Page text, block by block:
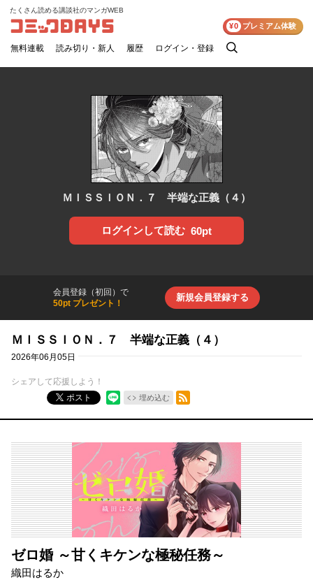
コミックDAYS
たくさん読める講談社のマンガWEB
無料連載 読み切り・新人 履歴 ログイン・登録
検
¥0 プレミアム体験
ＭＩＳＳＩＯＮ．７ 半端な正義（４）
ログインして読む 60pt
会員登録（初回）で
50pt プレゼント！
新規会員登録する
ＭＩＳＳＩＯＮ．７ 半端な正義（４）
2026年06月05日
シェアして応援しよう！
ポスト
埋め込む
RSSフィード
ゼロ婚 ～甘くキケンな極秘任務～
織田はるか